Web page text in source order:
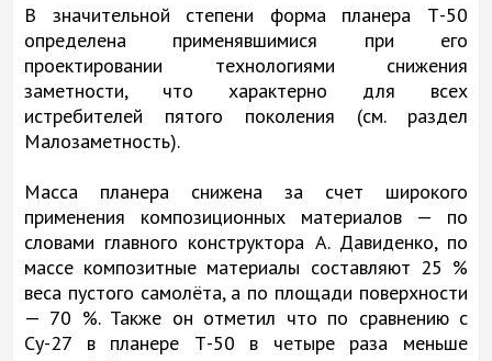
В значительной степени форма планера Т-50
определена применявшимися при его
проектировании технологиями снижения
заметности, что характерно для всех
истребителей пятого поколения (см. раздел
Малозаметность).
Масса планера снижена за счет широкого
применения композиционных материалов — по
словами главного конструктора А. Давиденко, по
массе композитные материалы составляют 25 %
веса пустого самолёта, а по площади поверхности
— 70 %. Также он отметил что по сравнению с
Су-27 в планере Т-50 в четыре раза меньше